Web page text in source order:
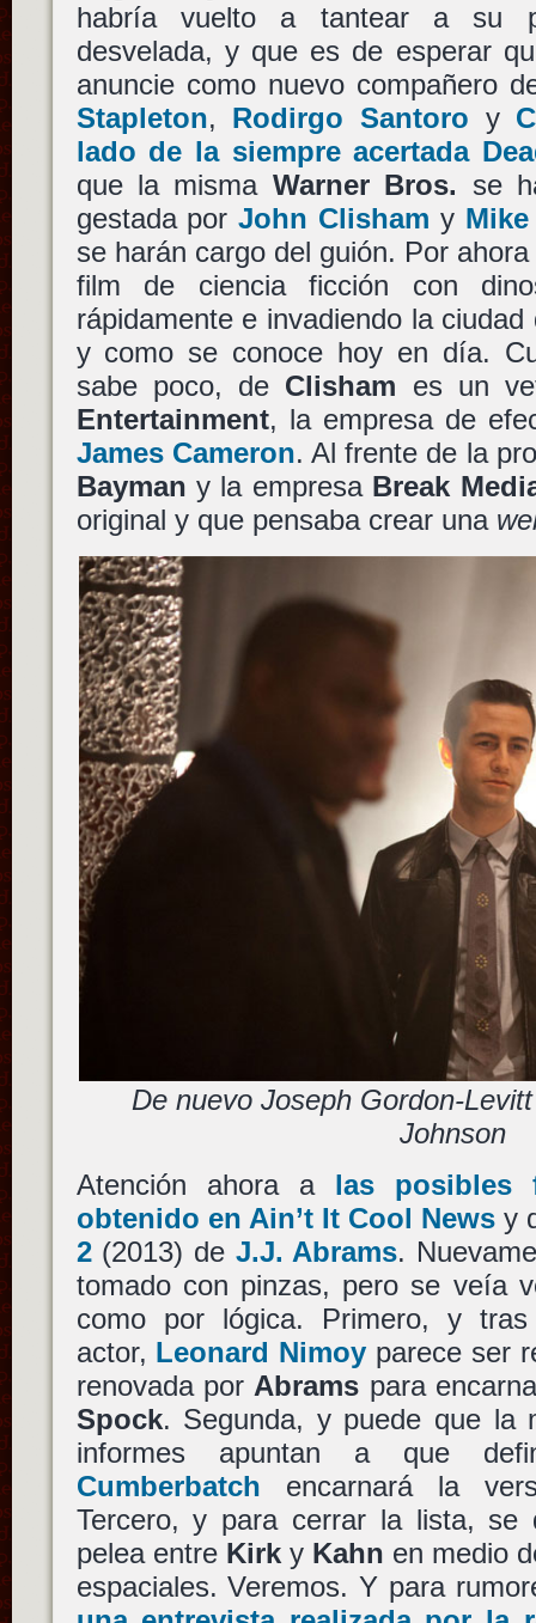
habría vuelto a tantear a su
desvelada, y que es de esperar
anuncie como nuevo compañero
Stapleton, Rodirgo Santoro y
lado de la siempre acertada
que la misma Warner Bros. se
gestada porJohn Clisham y
se harán cargo del guión. Por
film de ciencia ficción con
rápidamente e invadiendo la
y como se conoce hoy en día.
sabe poco, de Clisham es un
Entertainment, la empresa de
James Cameron. Al frente de la
Bayman y la empresa Break
original y que pensaba crear una
De nuevo Joseph Gordon-
Johnson
Atención ahora a las posibles
obtenido en Ain’t It Cool Newsy
2(2013) de J.J. Abrams.
tomado con pinzas, pero se veía
como por lógica. Primero, y
actor, Leonard Nimoy parece ser
renovada por Abrams para
Spock. Segunda, y puede que la
informes apuntan a que
Cumberbatch encarnará la
Tercero, y para cerrar la lista, se
pelea entre Kirky Kahn en medio
espaciales. Veremos. Y para